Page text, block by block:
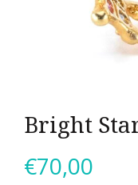
Bright
€70,00